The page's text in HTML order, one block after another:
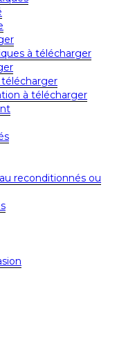
à télécharger
télécharger
à télécharger
reconditionnés ou